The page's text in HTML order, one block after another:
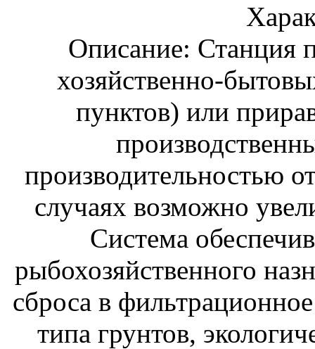
Описание: Станция
хозяйственно-
пунктов) или
производительностью
случаях возможно
Система
рыбохозяйственного
сброса в
типа грунтов,